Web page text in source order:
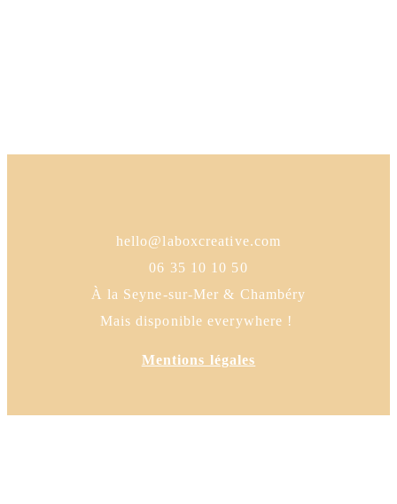
hello@laboxcreative.com
06 35 10 10 50
À la Seyne-sur-Mer & Chambéry
Mais disponible everywhere !
Mentions légales